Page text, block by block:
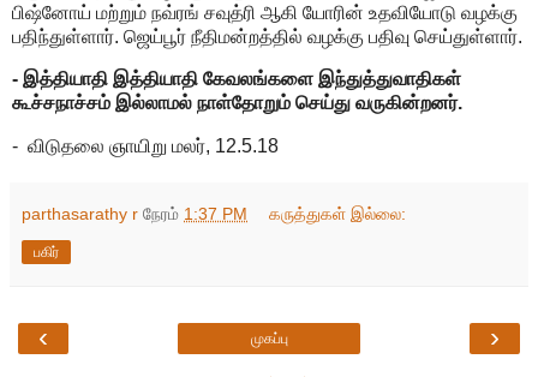
பிஷ்னோய் மற்றும் நவ்ரங் சவுத்ரி ஆகி யோரின் உதவியோடு வழக்கு
பதிந்துள்ளார். ஜெய்பூர் நீதிமன்றத்தில் வழக்கு பதிவு செய்துள்ளார்.
- இத்தியாதி இத்தியாதி கேவலங்களை இந்துத்துவாதிகள்
கூச்சநாச்சம் இல்லாமல் நாள்தோறும் செய்து வருகின்றனர்.
- விடுதலை ஞாயிறு மலர், 12.5.18
parthasarathy r நேரம் 1:37 PM கருத்துகள் இல்லை:
பகிர்
‹ ›
முகப்பு